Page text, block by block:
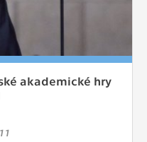
akademické hry